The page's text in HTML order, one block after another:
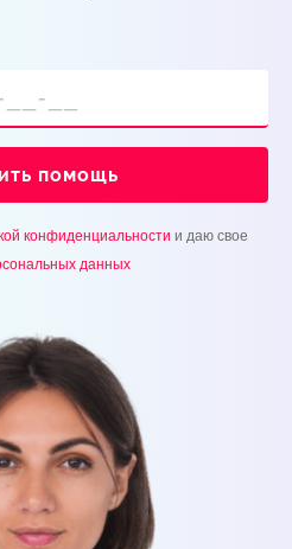
помощь
конфиденциальности и даю свое
данных